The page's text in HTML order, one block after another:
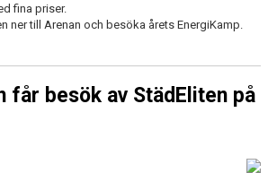
fina priser.
ner till Arenan och besöka årets EnergiKamp.
får besök av StädEliten på